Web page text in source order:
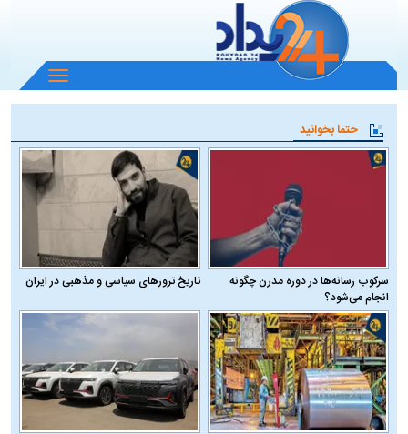
باز
و
منو
حتما بخوانید
سرکوب رسانه‌ها در دوره مدرن چگونه
انجام می‌شود؟
تاریخ ترورهای سیاسی و مذهبی در ایران